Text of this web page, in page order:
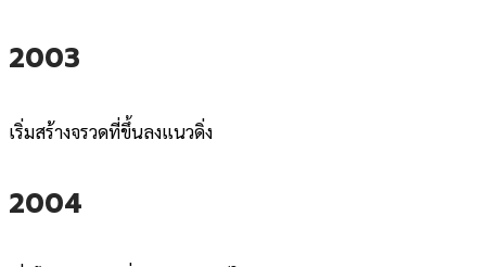
2003
เริ่มสร้างจรวดที่ขึ้นลงแนวดิ่ง
2004